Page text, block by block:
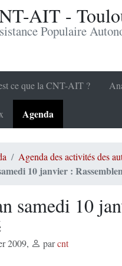
AIT -
Populaire
ce que la CNT-AIT ?
Agenda
Agenda des activités des
10 janvier :
samedi 10
2009, parcnt